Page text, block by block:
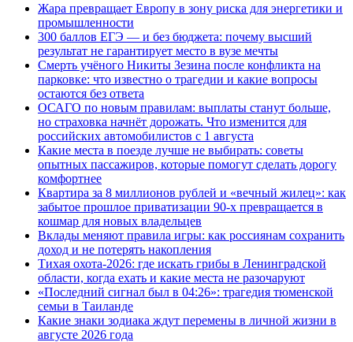
Жара превращает Европу в зону риска для энергетики и
промышленности
300 баллов ЕГЭ — и без бюджета: почему высший
результат не гарантирует место в вузе мечты
Смерть учёного Никиты Зезина после конфликта на
парковке: что известно о трагедии и какие вопросы
остаются без ответа
ОСАГО по новым правилам: выплаты станут больше,
но страховка начнёт дорожать. Что изменится для
российских автомобилистов с 1 августа
Какие места в поезде лучше не выбирать: советы
опытных пассажиров, которые помогут сделать дорогу
комфортнее
Квартира за 8 миллионов рублей и «вечный жилец»: как
забытое прошлое приватизации 90-х превращается в
кошмар для новых владельцев
Вклады меняют правила игры: как россиянам сохранить
доход и не потерять накопления
Тихая охота-2026: где искать грибы в Ленинградской
области, когда ехать и какие места не разочаруют
«Последний сигнал был в 04:26»: трагедия тюменской
семьи в Таиланде
Какие знаки зодиака ждут перемены в личной жизни в
августе 2026 года